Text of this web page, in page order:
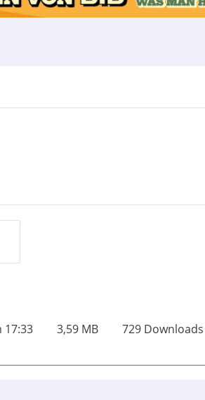
17:33 3,59 MB 729 Downloads